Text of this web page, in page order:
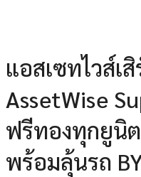
แอสเซทไวส์เ
AssetWise
ฟรีทองทุกยูนิ
พร้อมลุ้นรถ